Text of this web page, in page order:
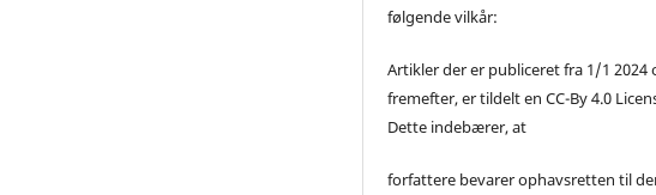
følgende vilkår:
Artikler der er publiceret fra 1/1 2024
fremefter, er tildelt en CC-By 4.0
Dette indebærer, at
forfattere bevarer ophavsretten til